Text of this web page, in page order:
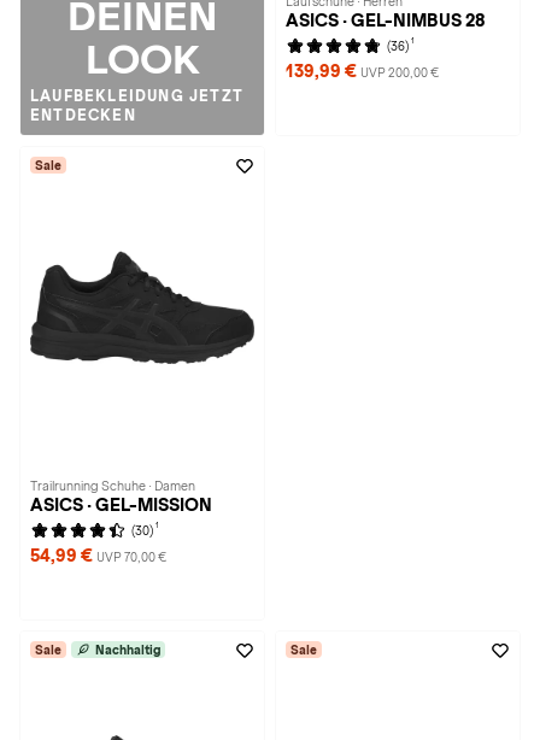
DEINEN
LOOK
LAUFBEKLEIDUNG JETZT
ENTDECKEN
ASICS · GEL-NIMBUS 28
(36) 1
139,99 € UVP 200,00 €
Sale
Trailrunning Schuhe · Damen
ASICS · GEL-MISSION
(30) 1
54,99 € UVP 70,00 €
Sale Nachhaltig Sale